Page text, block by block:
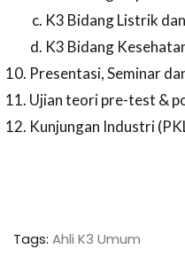
K3 Bidang Listrik
K3 Bidang
Presentasi, Seminar
Ujian teori pre-test &
Kunjungan Industri
Tags: Ahli K3 Umum